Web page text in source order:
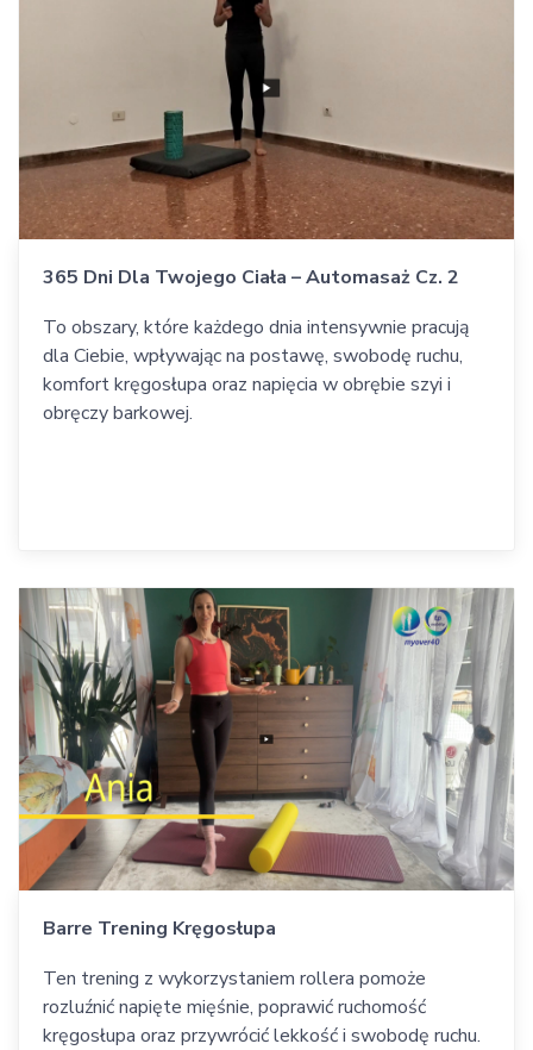
365 Dni Dla Twojego Ciała – Automasaż Cz. 2
To obszary, które każdego dnia intensywnie pracują
dla Ciebie, wpływając na postawę, swobodę ruchu,
komfort kręgosłupa oraz napięcia w obrębie szyi i
obręczy barkowej.
Barre Trening Kręgosłupa
Ten trening z wykorzystaniem rollera pomoże
rozluźnić napięte mięśnie, poprawić ruchomość
kręgosłupa oraz przywrócić lekkość i swobodę ruchu.